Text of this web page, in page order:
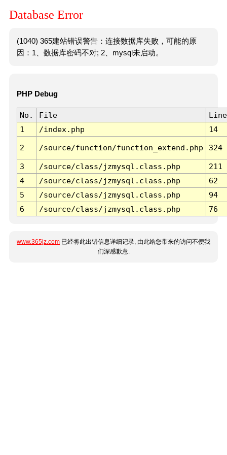
Database Error
(1040) 365建站错误警告：连接数据库失败，可能的原
因：1、数据库密码不对; 2、mysql未启动。
PHP Debug
No. File
Line
1
/index.php 14
2 /source/function/function_extend.php 324
3 /source/class/jzmysql.class.php
211
4
/source/class/jzmysql.class.php
62
5
/source/class/jzmysql.class.php
94
6
/source/class/jzmysql.class.php 76
www.365jz.com 已经将此出错信息详细记录, 由此给您带来的访问不便我
们深感歉意.